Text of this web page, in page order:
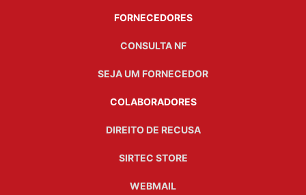
FORNECEDORES
CONSULTA NF
SEJA UM FORNECEDOR
COLABORADORES
DIREITO DE RECUSA
SIRTEC STORE
WEBMAIL